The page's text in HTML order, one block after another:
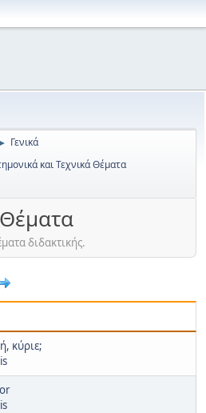
► Γενικά
και Τεχνικά Θέματα
διδακτικής.
κύριε;